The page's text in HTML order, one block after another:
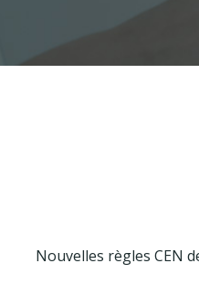
Nouvelles règles CEN